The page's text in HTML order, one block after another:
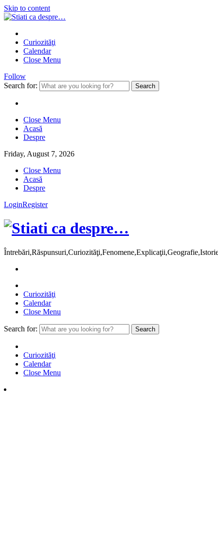
Skip to content
Curiozităţi
Calendar
Close Menu
Follow
Search for:
Close Menu
Acasă
Despre
Friday, August 7, 2026
Close Menu
Acasă
Despre
LoginRegister
Curiozităţi
Calendar
Close Menu
Search for:
Curiozităţi
Calendar
Close Menu